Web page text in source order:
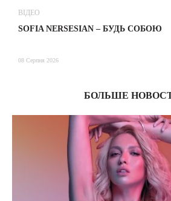
ВІДЕО
SOFIA NERSESIAN – БУДЬ СОБОЮ
08 Серпня 2026
БОЛЬШЕ